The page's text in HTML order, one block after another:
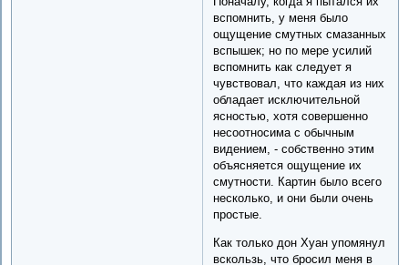
вспомнить, у меня было
ощущение смутных смазанных
вспышек; но по мере усилий
вспомнить как следует я
чувствовал, что каждая из них
обладает исключительной
ясностью, хотя совершенно
несоотносима с обычным
видением, - собственно этим
объясняется ощущение их
смутности. Картин было всего
несколько, и они были очень
простые.
Как только дон Хуан упомянул
вскользь, что бросил меня в